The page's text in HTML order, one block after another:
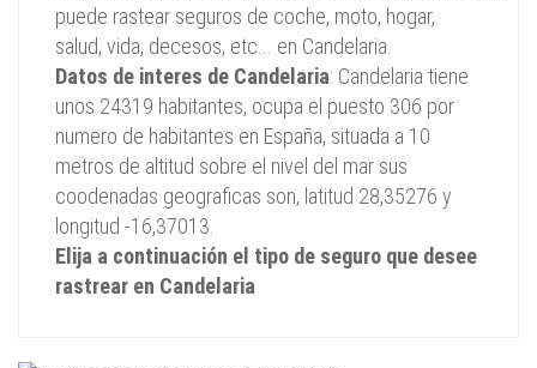
puede rastear seguros de coche, moto, hogar,
salud, vida, decesos, etc... en Candelaria.
Datos de interes de Candelaria: Candelaria tiene
unos 24319 habitantes, ocupa el puesto 306 por
numero de habitantes en España, situada a 10
metros de altitud sobre el nivel del mar sus
coodenadas geograficas son, latitud 28,35276 y
longitud -16,37013.
Elija a continuación el tipo de seguro que desee
rastrear en Candelaria